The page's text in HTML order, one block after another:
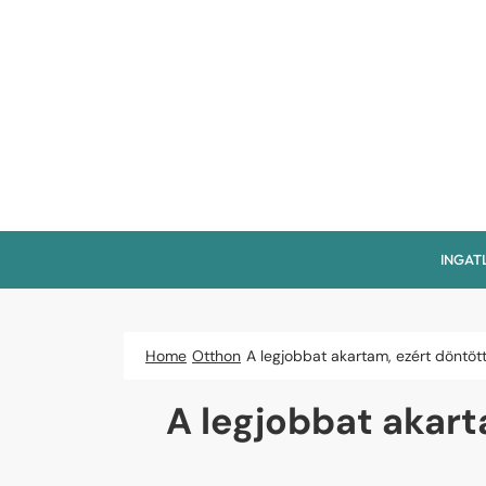
Home Otthon A legjobbat akartam, ezért
A legjobbat